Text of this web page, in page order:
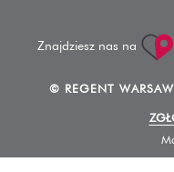
Znajdziesz nas na
© REGENT